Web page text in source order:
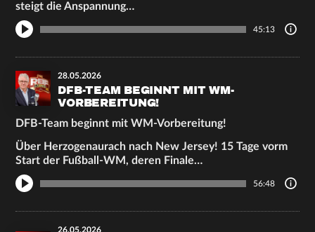
steigt die Anspannung…
45:13
28.05.2026
DFB-TEAM BEGINNT MIT WM-
VORBEREITUNG!
DFB-Team beginnt mit WM-Vorbereitung!
Über Herzogenaurach nach New Jersey! 15 Tage vorm
Start der Fußball-WM, deren Finale…
56:48
26.05.2026